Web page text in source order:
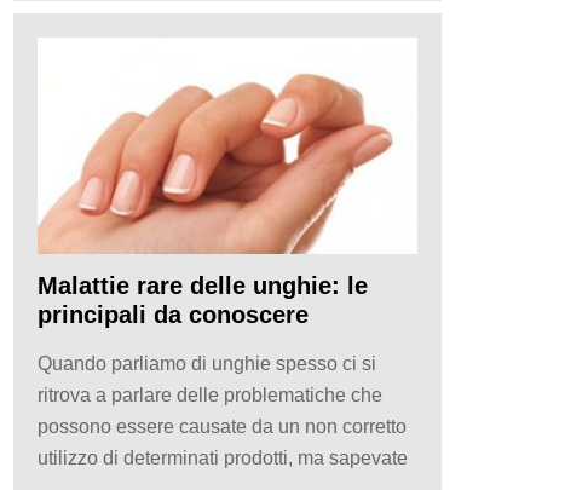
Malattie rare delle unghie: le
principali da conoscere
Quando parliamo di unghie spesso ci si
ritrova a parlare delle problematiche che
possono essere causate da un non corretto
utilizzo di determinati prodotti, ma sapevate